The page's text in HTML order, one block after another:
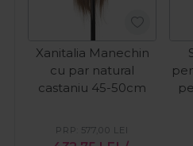
Xanitalia Manechin
cu par natural
castaniu 45-50cm
PRP: 577,00 LEI